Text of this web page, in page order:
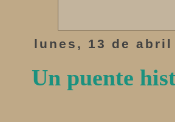
lunes, 13 de abril
Un puente